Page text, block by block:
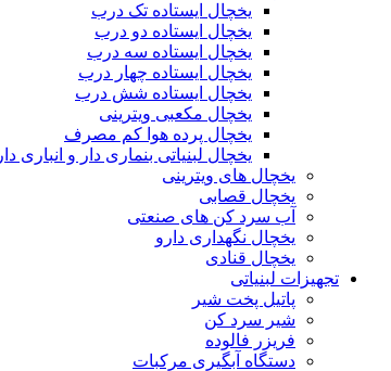
یخچال ایستاده تک درب
یخچال ایستاده دو درب
یخچال ایستاده سه درب
یخچال ایستاده چهار درب
یخچال ایستاده شش درب
یخچال مکعبی ویترینی
یخچال پرده هوا کم مصرف
یخچال لبنیاتی بنماری دار و انباری دار
یخچال های ویترینی
یخچال قصابی
آب سرد کن های صنعتی
یخچال نگهداری دارو
یخچال قنادی
تجهیزات لبنیاتی
پاتیل پخت شیر
شیر سرد کن
فریزر فالوده
دستگاه آبگیری مرکبات